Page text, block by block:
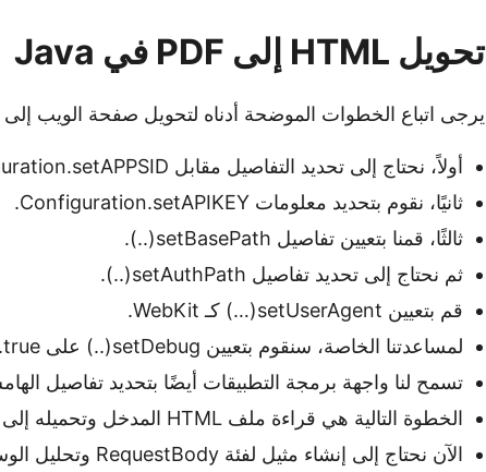
تحويل HTML إلى PDF في Java
يرجى اتباع الخطوات الموضحة أدناه لتحويل صفحة الويب إلى PDF في تطبيق Java.
أولاً، نحتاج إلى تحديد التفاصيل مقابل Configuration.setAPPSID.
ثانيًا، نقوم بتحديد معلومات Configuration.setAPIKEY.
ثالثًا، قمنا بتعيين تفاصيل setBasePath(..).
ثم نحتاج إلى تحديد تفاصيل setAuthPath(..).
قم بتعيين setUserAgent(…) كـ WebKit.
لمساعدتنا الخاصة، سنقوم بتعيين setDebug(..) على true.
تسمح لنا واجهة برمجة التطبيقات أيضًا بتحديد تفاصيل
الخطوة التالية هي قراءة ملف HTML المدخل وتحميله إلى مثيل الملف.
الآن نحتاج إلى إنشاء مثيل لفئة RequestBody وتحليل الوسائط كـ “multipart/form-data”.